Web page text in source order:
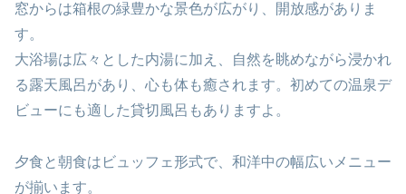
窓からは箱根の緑豊かな景色が広がり、開放感がありま
す。
大浴場は広々とした内湯に加え、自然を眺めながら浸かれ
る露天風呂があり、心も体も癒されます。初めての温泉デ
ビューにも適した貸切風呂もありますよ。
夕食と朝食はビュッフェ形式で、和洋中の幅広いメニュー
が揃います。